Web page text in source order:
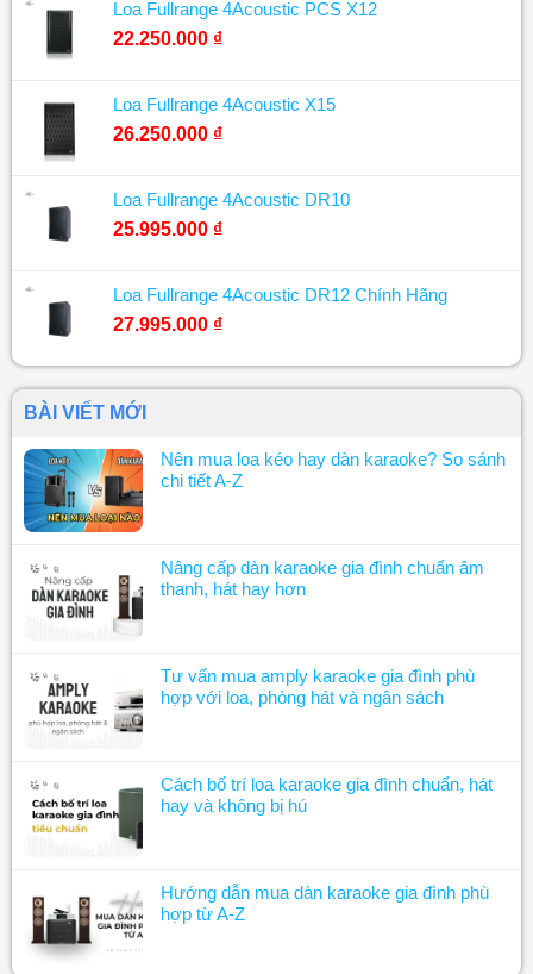
Loa Fullrange 4Acoustic PCS X12
22.250.000 ₫
Loa Fullrange 4Acoustic X15
26.250.000 ₫
Loa Fullrange 4Acoustic DR10
25.995.000 ₫
Loa Fullrange 4Acoustic DR12 Chính Hãng
27.995.000 ₫
BÀI VIẾT MỚI
Nên mua loa kéo hay dàn karaoke? So sánh
chi tiết A-Z
Nâng cấp dàn karaoke gia đình chuẩn âm
thanh, hát hay hơn
Tư vấn mua amply karaoke gia đình phù
hợp với loa, phòng hát và ngân sách
Cách bố trí loa karaoke gia đình chuẩn, hát
hay và không bị hú
Hướng dẫn mua dàn karaoke gia đình phù
hợp từ A-Z